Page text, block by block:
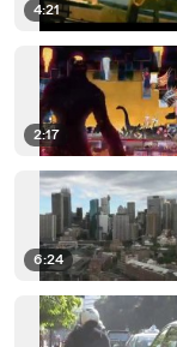
4:21
2:17
6:24